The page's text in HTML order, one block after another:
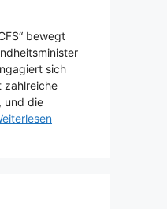
bewegt
sich
zahlreiche
und die